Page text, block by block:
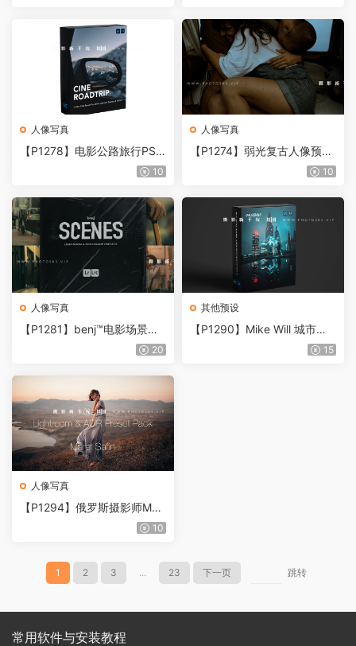
htroom Preset Pack
人像写真
【P1278】电影公路旅行PS\L
R预设包Urbexmode – CINE10
人像写真
【P1274】弱光复古人像预设
Elle May Mic and Eli For Low
10
人像写真
【P1281】benj™电影场景预
设包Benj Villena – SSCENES
20
其他预设
【P1290】Mike Will 城市蓝
调夜景预设V1 – M.VISUALS15
人像写真
【P1294】俄罗斯摄影师Mar
at Safin情绪风大师人像PS/L
10
1 2 3 ... 23 下一页 跳转
常用软件与安装教程